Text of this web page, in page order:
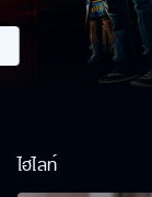
ไฮไลท์